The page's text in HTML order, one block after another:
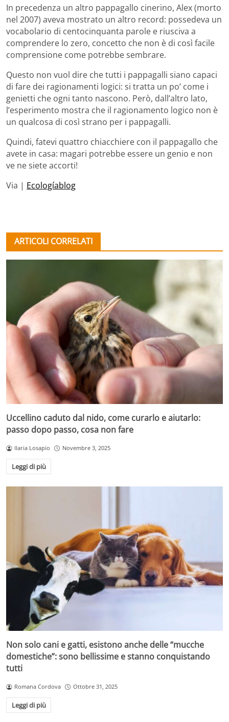
In precedenza un altro pappagallo cinerino, Alex (morto
nel 2007) aveva mostrato un altro record: possedeva un
vocabolario di centocinquanta parole e riusciva a
comprendere lo zero, concetto che non è di così facile
comprensione come potrebbe sembrare.
Questo non vuol dire che tutti i pappagalli siano capaci
di fare dei ragionamenti logici: si tratta un po’ come i
genietti che ogni tanto nascono. Però, dall’altro lato,
l’esperimento mostra che il ragionamento logico non è
un qualcosa di così strano per i pappagalli.
Quindi, fatevi quattro chiacchiere con il pappagallo che
avete in casa: magari potrebbe essere un genio e non
ve ne siete accorti!
Via | Ecologíablog
ARTICOLI CORRELATI
Uccellino caduto dal nido, come curarlo e aiutarlo:
passo dopo passo, cosa non fare
Ilaria Losapio Novembre 3, 2025
Leggi di più
Non solo cani e gatti, esistono anche delle “mucche
domestiche”: sono bellissime e stanno conquistando
tutti
Romana Cordova Ottobre 31, 2025
Leggi di più